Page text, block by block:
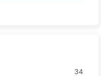
34